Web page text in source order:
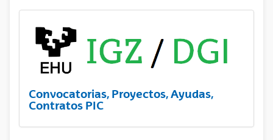
Convocatorias, Proyectos, Ayudas,
Contratos PIC